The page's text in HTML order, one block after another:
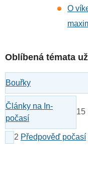
O
Oblíbená témata
Bouřky
Články na In-
počasí
15
2 Předpověď počasí